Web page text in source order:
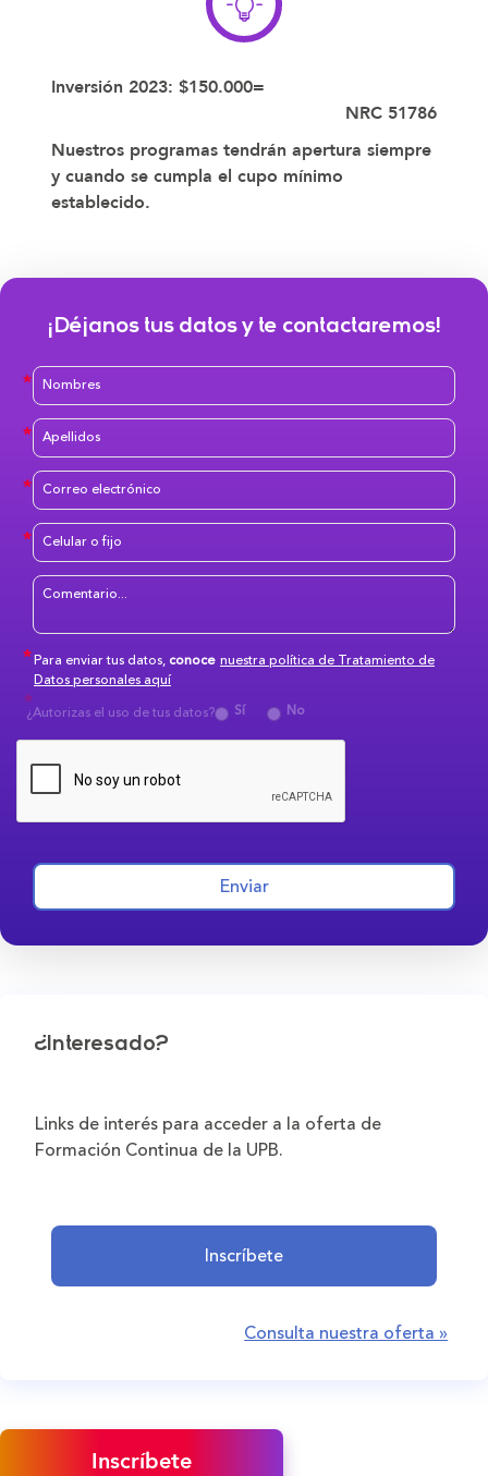
Inversión 2023: $150.000=
NRC 51786
Nuestros programas tendrán apertura siempre
y cuando se cumpla el cupo mínimo
establecido.
¡Déjanos tus datos y te contactaremos!
Para enviar tus datos,conoce nuestra política de Tratamiento de
Datos personales aquí
¿Autorizas el uso de tus datos?
Sí No
Enviar
¿Interesado?
Links de interés para acceder a la oferta de
Formación Continua de la UPB.
Inscríbete
Consulta nuestra oferta »
Inscríbete